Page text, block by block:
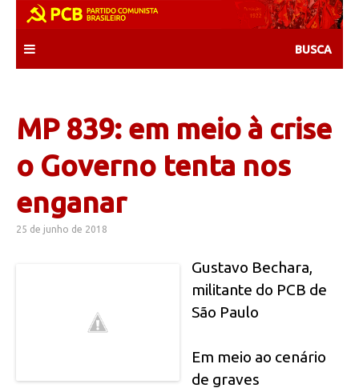
content
MP 839: em meio à crise
o Governo tenta nos
enganar
25 de junho de 2018
Gustavo Bechara,
militante do PCB de
São Paulo
Em meio ao cenário
de graves